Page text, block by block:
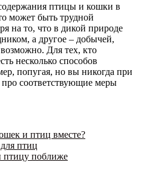
птицы и кошки в
может быть трудной
на то, что в дикой природе
а другое – добычей,
Для тех, кто
несколько способов
попугая, но вы никогда при
соответствующие меры
и птиц вместе?
птиц
птицу поближе